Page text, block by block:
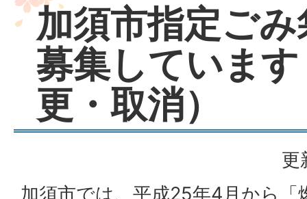
加須市指定ご
募集していま
更・取消）
更
加須市では、平成25年4月から